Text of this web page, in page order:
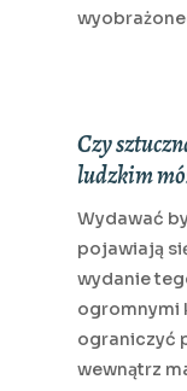
Czy
ludzkim
Wydawać
pojawiają
wydanie
ogromnymi
ograniczyć
wewnątrz